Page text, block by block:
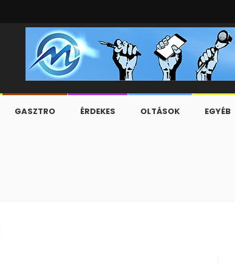
GASZTRO ÉRDEKES OLTÁSOK EGYÉB